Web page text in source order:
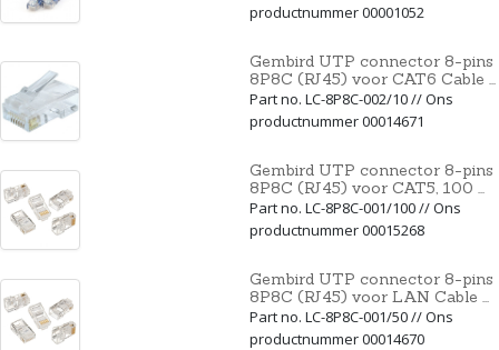
productnummer 00001052
Gembird UTP connector 8-pins
8P8C (RJ45) voor CAT6 Cable ...
Part no. LC-8P8C-002/10 // Ons
productnummer 00014671
Gembird UTP connector 8-pins
8P8C (RJ45) voor CAT5, 100 ...
Part no. LC-8P8C-001/100 // Ons
productnummer 00015268
Gembird UTP connector 8-pins
8P8C (RJ45) voor LAN Cable ...
Part no. LC-8P8C-001/50 // Ons
productnummer 00014670